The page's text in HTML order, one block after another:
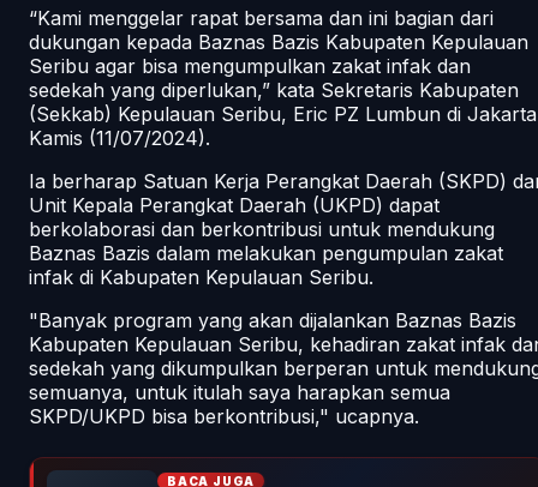
“Kami menggelar rapat bersama dan ini bagian dari
dukungan kepada Baznas Bazis Kabupaten Kepulauan
Seribu agar bisa mengumpulkan zakat infak dan
sedekah yang diperlukan,” kata Sekretaris Kabupaten
(Sekkab) Kepulauan Seribu, Eric PZ Lumbun di
Kamis (11/07/2024).
Ia berharap Satuan Kerja Perangkat Daerah (SKPD)
Unit Kepala Perangkat Daerah (UKPD) dapat
berkolaborasi dan berkontribusi untuk mendukung
Baznas Bazis dalam melakukan pengumpulan zakat
infak di Kabupaten Kepulauan Seribu.
"Banyak program yang akan dijalankan Baznas Bazis
Kabupaten Kepulauan Seribu, kehadiran zakat infak
sedekah yang dikumpulkan berperan untuk
semuanya, untuk itulah saya harapkan semua
SKPD/UKPD bisa berkontribusi," ucapnya.
BACA JUGA